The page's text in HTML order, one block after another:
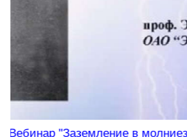
Ответы на